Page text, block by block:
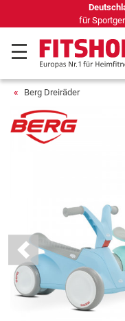
für
Berg Dreiräder
Previous